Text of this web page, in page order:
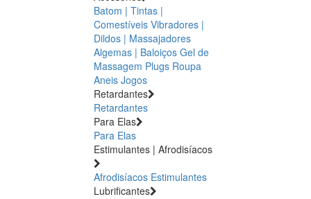
Batom | Tintas |
Comestíveis Vibradores |
Dildos | Massajadores
Algemas | Baloiços Gel de
Massagem Plugs Roupa
Aneis Jogos
Retardantes
Retardantes
Para Elas
Para Elas
Estimulantes | Afrodisíacos
Afrodisíacos Estimulantes
Lubrificantes